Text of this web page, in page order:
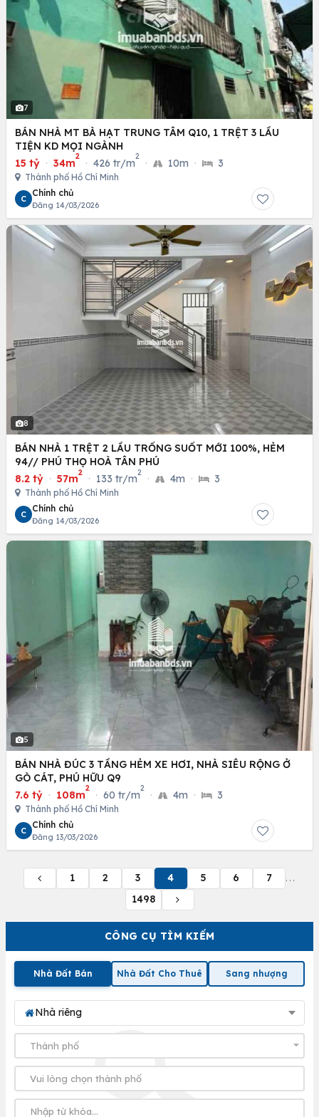
CÔNG CỤ TÌM KIẾM
Nhà Đất Bán Nhà Đất Cho Thuê Sang nhượng
Nhà riêng
7
BÁN NHÀ MT BÀ HẠT TRUNG TÂM Q10, 1 TRỆT 3 LẦU
TIỆN KD MỌI NGÀNH
15 tỷ · 34m
2
· 426 tr/m
2
· 10m · 3
Thành phố Hồ Chí Minh
C
Chính chủ
Đăng 14/03/2026
8
BÁN NHÀ 1 TRỆT 2 LẦU TRỐNG SUỐT MỚI 100%, HẺM
94// PHÚ THỌ HOÀ TÂN PHÚ
8.2 tỷ · 57m
2
· 133 tr/m
2
· 4m · 3
Thành phố Hồ Chí Minh
C
Chính chủ
Đăng 14/03/2026
5
BÁN NHÀ ĐÚC 3 TẦNG HẺM XE HƠI, NHÀ SIÊU RỘNG Ở
GÒ CÁT, PHÚ HỮU Q9
7.6 tỷ · 108m
2
· 60 tr/m
2
· 4m · 3
Thành phố Hồ Chí Minh
C
Chính chủ
Đăng 13/03/2026
1 2 3 4 5 6 7 ...
1498